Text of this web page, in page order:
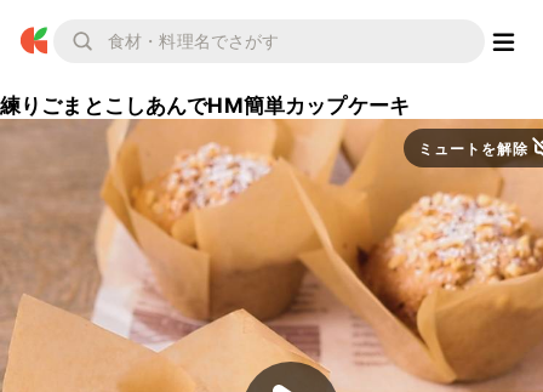
練りごまとこしあんでHM簡単カップケーキ
ミュートを解除